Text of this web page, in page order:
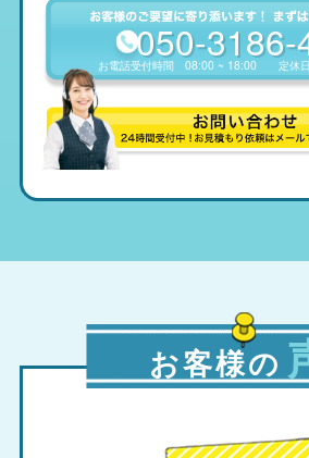
050-3186-
お電話受付時間08:00 ~ 18:00 定休
お客様の